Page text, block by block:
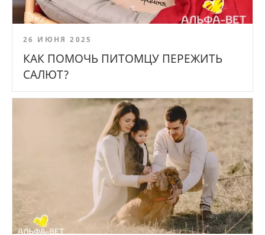
26 ИЮНЯ 2025
КАК ПОМОЧЬ ПИТОМЦУ ПЕРЕЖИТЬ
САЛЮТ?